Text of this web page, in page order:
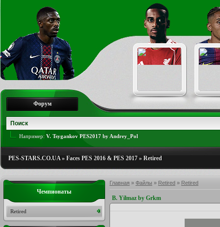
Форум
Например: V. Tsygankov PES2017 by Andrey_Pol
PES-STARS.CO.UA» Faces PES 2016 & PES 2017 » Retired
Главная » Файлы » Retired » Retired
B. Yilmaz by Grkm
Чемпионаты
Retired